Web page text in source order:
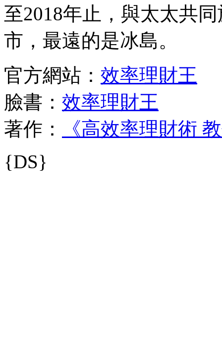
至2018年止，與太太共
市，最遠的是冰島。
官方網站： 效率理財王
臉書： 效率理財王
著作：
《高效率理財術
{DS}